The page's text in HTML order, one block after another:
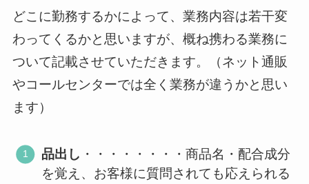
どこに勤務するかによって、業務内容は若干変
わってくるかと思いますが、概ね携わる業務に
ついて記載させていただきます。（ネット通販
やコールセンターでは全く業務が違うかと思い
ます）
品出し ・・・・・・・・商品名・配合成分
を覚え、お客様に質問されても応えられる